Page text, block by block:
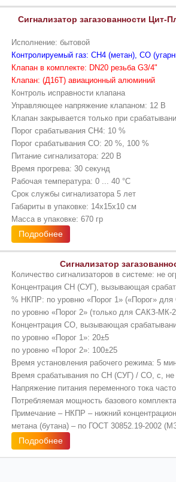
Сигнализатор загазованности
Исполнение: бытовой
Контролируемый газ: CH4 (метан), CO
Клапан в комплекте: DN20 резьба G3/4"
Клапан: (Д16Т) авиационный алюминий
Контроль исправности клапана
Управляющее напряжение клапаном: 12 В
Клапан закрывается только при
Порог срабатывания CH4: 10 %
Порог срабатывания CO: 20 %, 100 %
Питание сигнализатора: 220 В
Время прогрева: 30 секунд
Рабочая температура: 0 ... 40 °С
Срок службы сигнализатора 5 лет
Габариты в упаковке: 14х15х10 см
Масса в упаковке: 670 гр
Подробнее
Сигнализатор
Количество сигнализаторов в системе: не
Концентрация СН (СУГ), вызывающая
% НКПР: по уровню «Порог 1» («Порог»
по уровню «Порог 2» (только для САКЗ-МК-
Концентрация СО, вызывающая
по уровню «Порог 1»: 20±5
по уровню «Порог 2»: 100±25
Время установления рабочего режима: 5
Время срабатывания по СН (СУГ) / СО, с, не
Напряжение питания переменного тока
Потребляемая мощность базового
Примечание – НКПР – нижний
метана (бутана) – по ГОСТ 30852.19-2002
Подробнее